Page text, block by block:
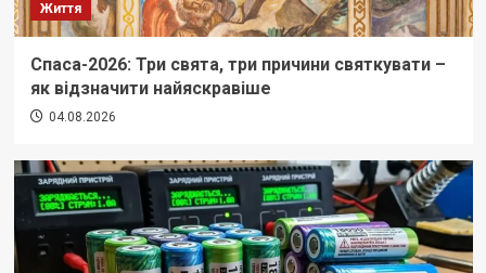
Життя
Спаса-2026: Три свята, три причини святкувати –
як відзначити найяскравіше
04.08.2026